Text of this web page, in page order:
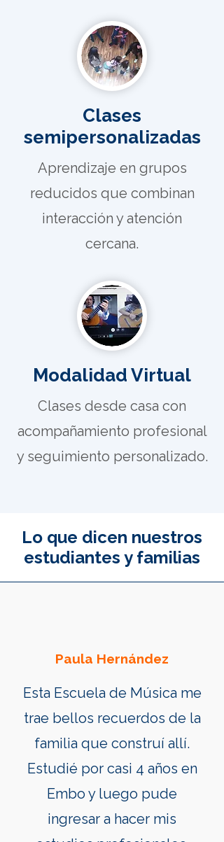
Clases
semipersonalizadas
Aprendizaje en grupos
reducidos que combinan
interacción y atención
cercana.
Modalidad Virtual
Clases desde casa con
acompañamiento profesional
y seguimiento personalizado.
Lo que dicen nuestros
estudiantes y familias
Paula Hernández
Esta Escuela de Música me
trae bellos recuerdos de la
familia que construí allí.
Estudié por casi 4 años en
Embo y luego pude
ingresar a hacer mis